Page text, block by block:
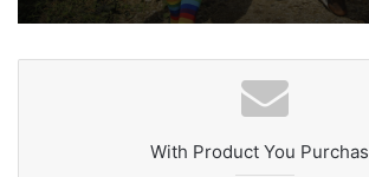
With Product You